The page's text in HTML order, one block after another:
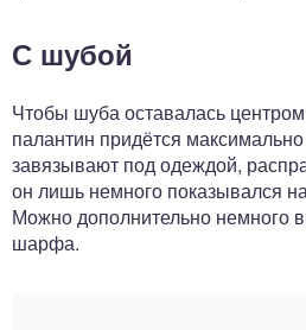
С шубой
Чтобы шуба оставалась
палантин придётся
завязывают под одеждой,
он лишь немного показывался
Можно дополнительно немного
шарфа.